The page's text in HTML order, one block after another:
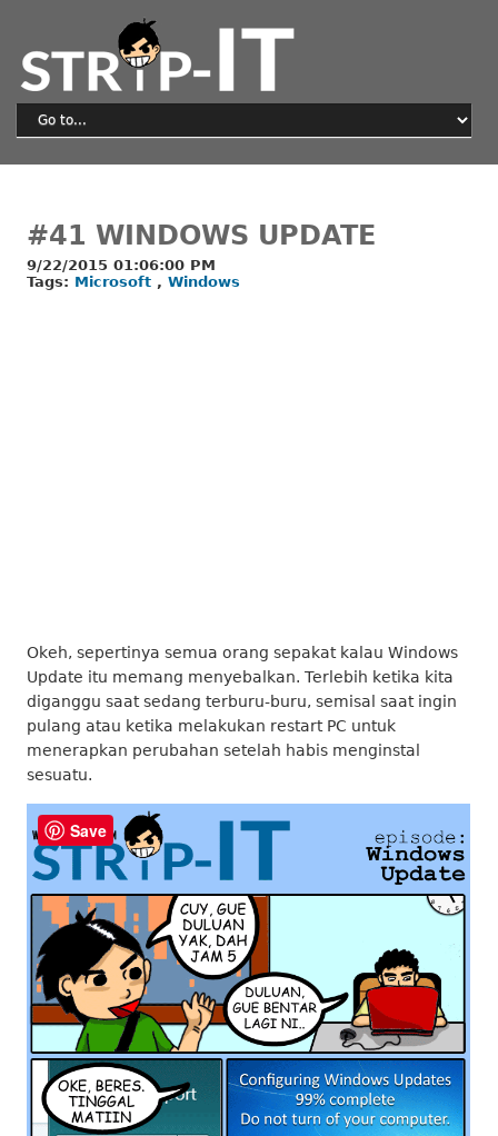
#41 WINDOWS UPDATE
9/22/2015 01:06:00 PM
Tags: Microsoft , Windows
Okeh, sepertinya semua orang sepakat kalau Windows
Update itu memang menyebalkan. Terlebih ketika kita
diganggu saat sedang terburu-buru, semisal saat ingin
pulang atau ketika melakukan restart PC untuk
menerapkan perubahan setelah habis menginstal
sesuatu.
Save